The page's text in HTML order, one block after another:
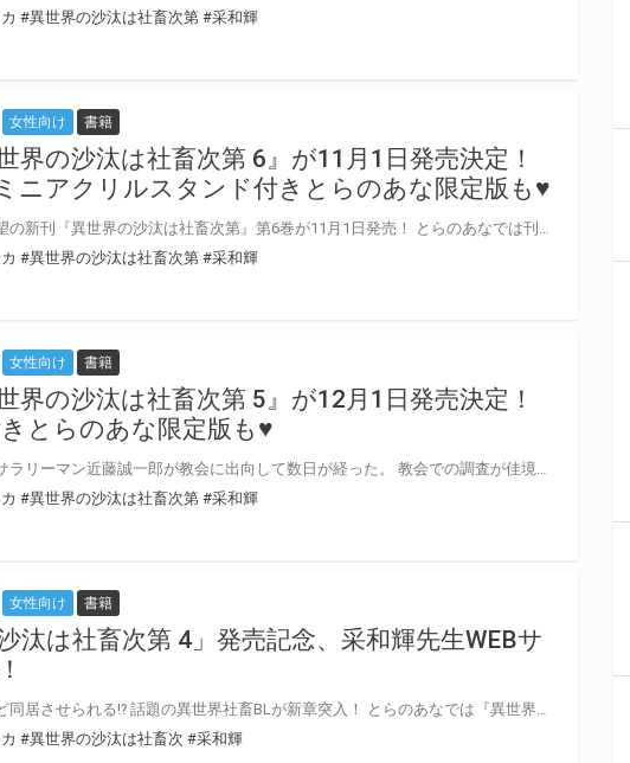
#異世界の沙汰は社畜次第 #采和輝
女性向け 書籍
界の沙汰は社畜次第 6』が11月1日発売決定！
ニアクリルスタンド付きとらのあな限定版も♥
#異世界の沙汰は社畜次第 #采和輝
女性向け 書籍
界の沙汰は社畜次第 5』が12月1日発売決定！
とらのあな限定版も♥
#異世界の沙汰は社畜次第 #采和輝
女性向け 書籍
汰は社畜次第 4」発売記念、采和輝先生WEBサ
#異世界の沙汰は社畜次 #采和輝